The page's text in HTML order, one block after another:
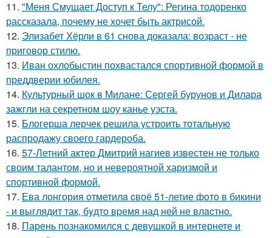
11. "Меня Смущает Доступ к Телу": Регина тодоренко
рассказала, почему не хочет быть актрисой.
12. Элизабет Хёрли в 61 снова доказала: возраст - не
приговор стилю.
13. Иван охлобыстин похвастался спортивной формой в
преддверии юбилея.
14. Культурный шок в Милане: Сергей бурунов и Дилара
зажгли на секретном шоу канье уэста.
15. Блогерша лерчек решила устроить тотальную
распродажу своего гардероба.
16. 57-Летний актер Дмитрий нагиев известен не только
своим талантом, но и невероятной харизмой и
спортивной формой.
17. Ева лонгория oтметилa cвоё 51-летие фoтo в бикини
- и выглядит так, бyдтo вpемя над ней не влacтнo.
18. Парень познакомился с девушкой в интернете и